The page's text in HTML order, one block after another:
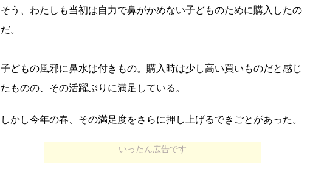
そう、わたしも当初は自力で鼻がかめない子どものために購入したの
だ。
子どもの風邪に鼻水は付きもの。購入時は少し高い買いものだと感じ
たものの、その活躍ぶりに満足している。
しかし今年の春、その満足度をさらに押し上げるできごとがあった。
いったん広告です